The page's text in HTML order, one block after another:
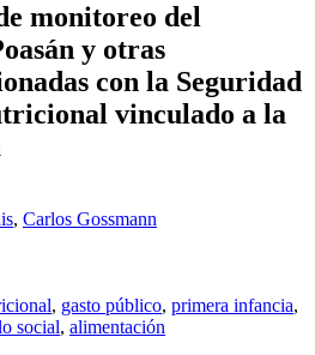
monitoreo del
y otras
con la Seguridad
vinculado a la
, Carlos Gossmann
, gasto público, primera infancia,
social, alimentación